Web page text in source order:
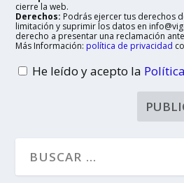
cierre la web.
Derechos: Podrás ejercer tus derechos
limitación y suprimir los datos en
derecho a presentar una reclamación
Más Información: política de privacidad
He leído y acepto la